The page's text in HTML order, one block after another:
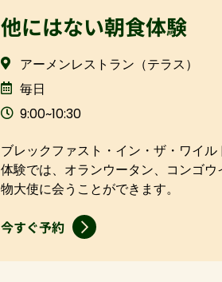
他にはない朝食体験
アーメンレストラン（テラス）
毎日
9:00~10:30
ブレックファスト・イン・ザ・ワイ
体験では、オランウータン、コンゴ
物大使に会うことができます。
今すぐ予約